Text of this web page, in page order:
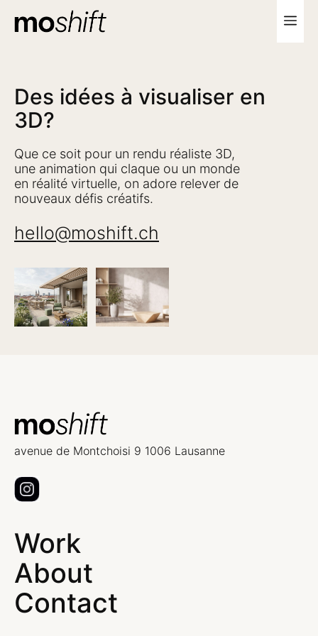
Des idées à visualiser en
3D?
Que ce soit pour un rendu réaliste 3D,
une animation qui claque ou un monde
en réalité virtuelle, on adore relever de
nouveaux défis créatifs.
hello@moshift.ch
avenue de Montchoisi 9 1006 Lausanne
Work
About
Contact